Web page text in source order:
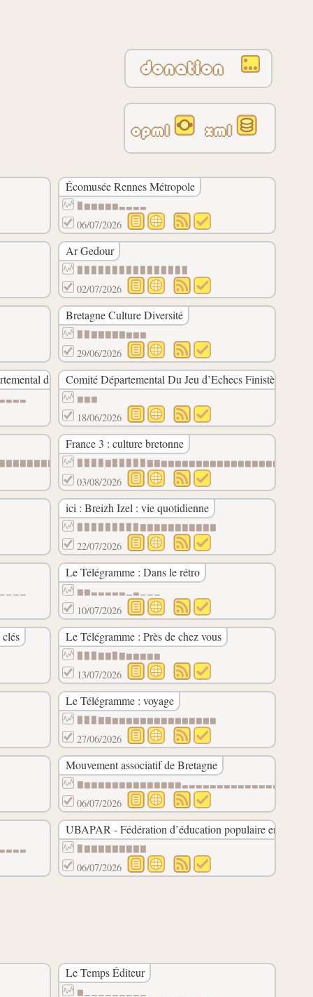
donation
opml xml
Écomusée Rennes Métropole
▉▆▆▆▆▆▃▃▃▃
06/07/2026
Ar Gedour
02/07/2026
Bretagne Culture Diversité
▉▉▇▇▇▇▇▆▆▆
29/06/2026
d’ÉchecsComité Départemental Du Jeu d’Echecs Finistère
▆▆▆
18/06/2026
France 3 : culture bretonne
▉▉▉▉▇▉▉▉▉▉▇▇▆▆▆▆▆▆▆▆▆▆▆▆▆▆▆▆▆▆
03/08/2026
ici : Breizh Izel : vie quotidienne
▉▉▉▉▉▉▉▉▉▇▇▇▇▇▇▇▇▇▇▇
22/07/2026
Le Télégramme : Dans le rétro
▆▆▃▃▃▃▃▁▃▁▁▁
10/07/2026
Le Télégramme : Près de chez vous
▉▉▉▇▇▉▇▆▆▆▆▆
13/07/2026
Le Télégramme : voyage
▉▉▉▇▇▆▆▆▆▆▆▆▆▆▆▆▆▆▆▆
27/06/2026
Mouvement associatif de Bretagne
06/07/2026
UBAPAR - Fédération d’éducation populaire en
▉▇▇▇▇▇▇▇▇▇
06/07/2026
Le Temps Éditeur
▆▁▁▁▁▁▁▁▁▁